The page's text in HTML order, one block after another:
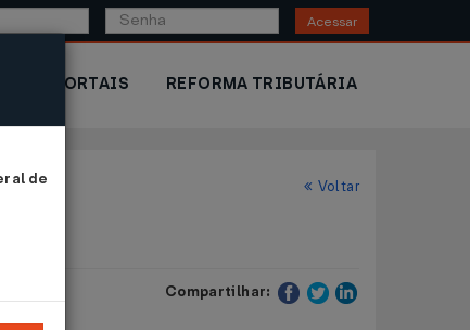
Acessar
PORTAIS REFORMA TRIBUTÁRIA
Voltar
Compartilhar:
de